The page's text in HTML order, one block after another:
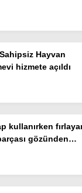
EKONOMİ
Namaz
Nöbetçi
Hayvan
hizmete açıldı
kullanırken
gözünden